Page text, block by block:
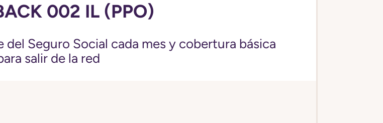
002 IL (PPO)
Seguro Social cada mes y cobertura básica
salir de la red